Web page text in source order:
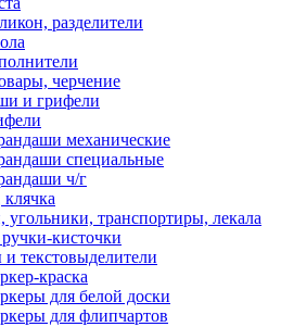
разделители
черчение
и грифели
механические
специальные
ч/г
угольники, транспортиры, лекала
кисточки
текстовыделители
краска
для белой доски
для флипчартов